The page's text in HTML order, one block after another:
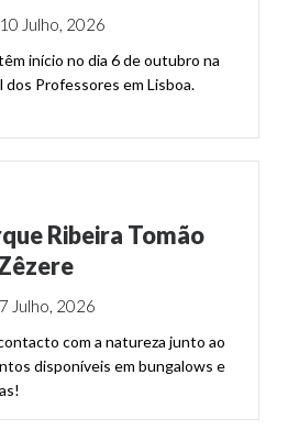
10 Julho, 2026
início no dia 6 de outubro na
dos Professores em Lisboa.
Ribeira Tomão
7 Julho, 2026
com a natureza junto ao
disponíveis em bungalows e